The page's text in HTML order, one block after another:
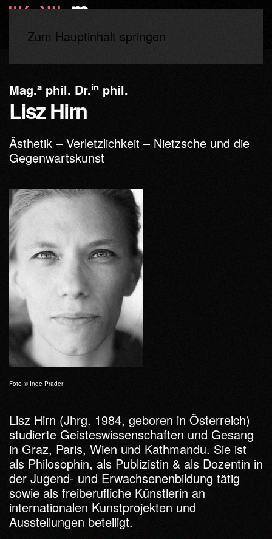
Zum Hauptinhalt springen
Mag.a phil. Dr.in phil.
Lisz Hirn
Ästhetik – Verletzlichkeit – Nietzsche und die
Gegenwartskunst
Foto © Inge Prader
Lisz Hirn (Jhrg. 1984, geboren in Österreich)
studierte Geisteswissenschaften und Gesang
in Graz, Paris, Wien und Kathmandu. Sie ist
als Philosophin, als Publizistin & als Dozentin in
der Jugend- und Erwachsenenbildung tätig
sowie als freiberufliche Künstlerin an
internationalen Kunstprojekten und
Ausstellungen beteiligt.